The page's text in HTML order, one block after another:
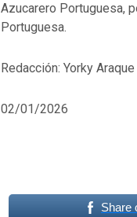
Azucarero Portuguesa,
Portuguesa.
Redacción: Yorky
02/01/2026
Share